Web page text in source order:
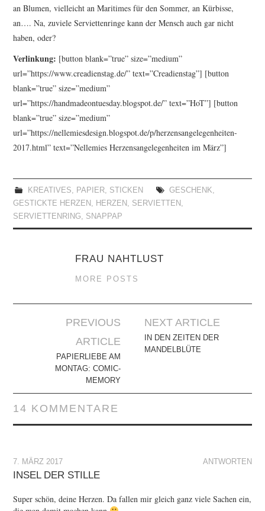
an Blumen, vielleicht an Maritimes für den Sommer, an Kürbisse,
an…. Na, zuviele Serviettenringe kann der Mensch auch gar nicht
haben, oder?
Verlinkung: [button blank=”true” size=”medium”
url=”https://www.creadienstag.de/” text=”Creadienstag”] [button
blank=”true” size=”medium”
url=”https://handmadeontuesday.blogspot.de/” text=”HoT”] [button
blank=”true” size=”medium”
url=”https://nellemiesdesign.blogspot.de/p/herzensangelegenheiten-
2017.html” text=”Nellemies Herzensangelegenheiten im März”]
KREATIVES, PAPIER, STICKEN GESCHENK,
GESTICKTE HERZEN , HERZEN , SERVIETTEN ,
SERVIETTENRING, SNAPPAP
FRAU NAHTLUST
MORE POSTS
Navigation
PREVIOUS
ARTICLE
PAPIERLIEBE AM
MONTAG: COMIC-
MEMORY
NEXT ARTICLE
IN DEN ZEITEN DER
MANDELBLÜTE
14 KOMMENTARE
ANTWORTEN
7. MÄRZ 2017
INSEL DER STILLE
Super schön, deine Herzen. Da fallen mir gleich ganz viele Sachen ein,